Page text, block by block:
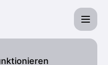
- Aktuelle